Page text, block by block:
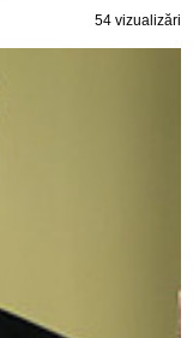
54 vizualizări